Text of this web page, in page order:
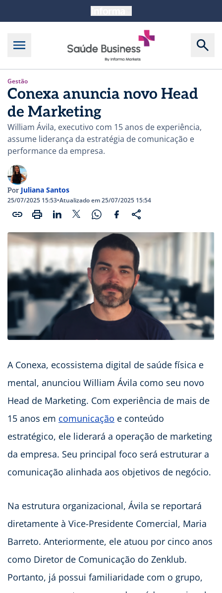
Gestão
Conexa anuncia novo Head
de Marketing
William Ávila, executivo com 15 anos de experiência,
assume liderança da estratégia de comunicação e
performance da empresa.
Por Juliana Santos
25/07/2025 15:53•Atualizado em 25/07/2025 15:54
A Conexa, ecossistema digital de saúde física e
mental, anunciou William Ávila como seu novo
Head de Marketing. Com experiência de mais de
15 anos em comunicação e conteúdo
estratégico, ele liderará a operação de marketing
da empresa. Seu principal foco será estruturar a
comunicação alinhada aos objetivos de negócio.
Na estrutura organizacional, Ávila se reportará
diretamente à Vice-Presidente Comercial, Maria
Barreto. Anteriormente, ele atuou por cinco anos
como Diretor de Comunicação do Zenklub.
Portanto, já possui familiaridade com o grupo,